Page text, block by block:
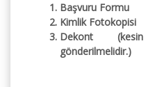
Başvuru Formu
Kimlik Fotokopisi
Dekont (kesin
gönderilmelidir.)